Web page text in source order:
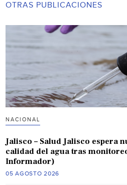
OTRAS PUBLICACIONES
NACIONAL
Jalisco – Salud Jalisco espera
calidad del agua tras
Informador)
05 AGOSTO 2026